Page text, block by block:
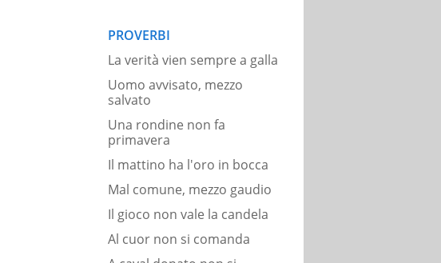
PROVERBI
La verità vien sempre a galla
Uomo avvisato, mezzo
salvato
Una rondine non fa
primavera
Il mattino ha l'oro in bocca
Mal comune, mezzo gaudio
Il gioco non vale la candela
Al cuor non si comanda